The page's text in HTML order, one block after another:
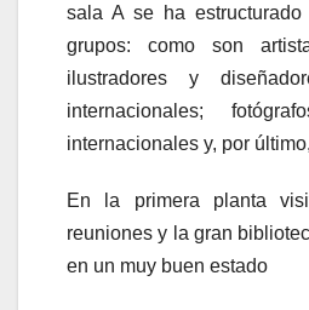
sala A se ha
grupos: como son
ilustradores y
internacionales;
internacionales y, por último,
En la primera planta
reuniones y la gran
en un muy buen estado